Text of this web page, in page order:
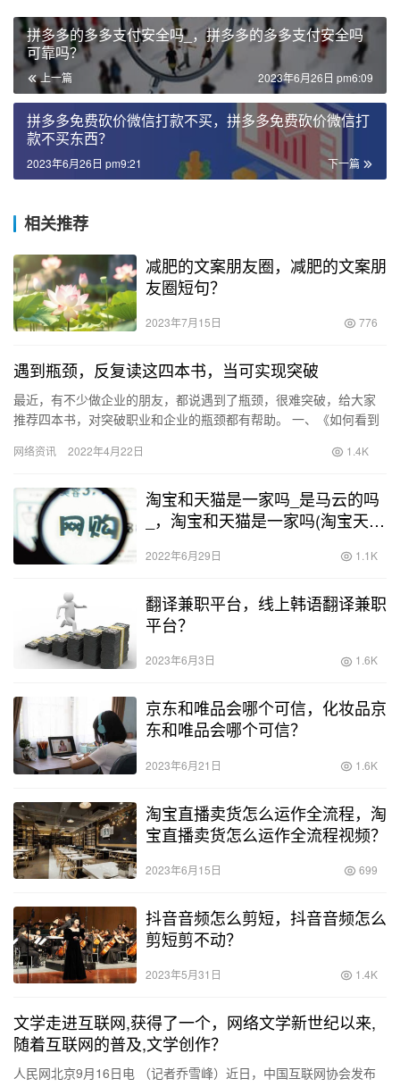
拼多多的多多支付安全吗_，拼多多的多多支付安全吗
可靠吗？
上一篇 2023年6月26日 pm6:09
拼多多免费砍价微信打款不买，拼多多免费砍价微信打
款不买东西？
下一篇
2023年6月26日 pm9:21
相关推荐
减肥的文案朋友圈，减肥的文案朋
友圈短句？
2023年7月15日 776
遇到瓶颈，反复读这四本书，当可实现突破
最近，有不少做企业的朋友，都说遇到了瓶颈，很难突破，给大家
推荐四本书，对突破职业和企业的瓶颈都有帮助。 一、《如何看到
勒…
网络资讯 2022年4月22日 1.4K
淘宝和天猫是一家吗_是马云的吗
_，淘宝和天猫是一家吗(淘宝天猫
2022年6月29日 1.1K
翻译兼职平台，线上韩语翻译兼职
平台？
2023年6月3日 1.6K
京东和唯品会哪个可信，化妆品京
东和唯品会哪个可信？
2023年6月21日 1.6K
淘宝直播卖货怎么运作全流程，淘
宝直播卖货怎么运作全流程视频？
2023年6月15日 699
抖音音频怎么剪短，抖音音频怎么
剪短剪不动？
2023年5月31日 1.4K
文学走进互联网,获得了一个，网络文学新世纪以来,
随着互联网的普及,文学创作？
人民网北京9月16日电 （记者乔雪峰）近日，中国互联网协会发布